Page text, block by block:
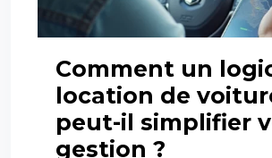
Comment un
location de
peut-il simplifier
gestion ?